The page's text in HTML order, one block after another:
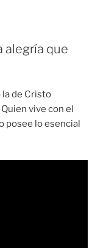
alegría que
la de Cristo
vive con el
posee lo esencial